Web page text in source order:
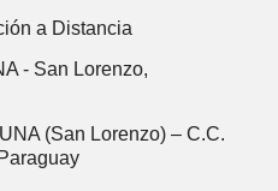
a Distancia
- San Lorenzo,
(San Lorenzo) – C.C.